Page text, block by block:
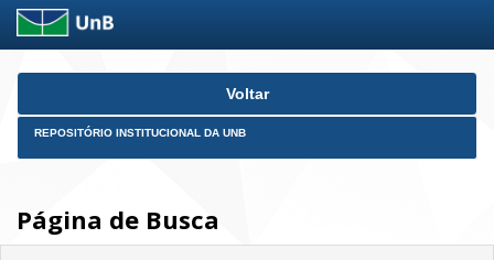
Skip
Voltar
REPOSITÓRIO INSTITUCIONAL DA UNB
Página de Busca